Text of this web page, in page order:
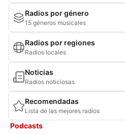
Radios por género
15 géneros musicales
Radios por regiones
Radios locales
Noticias
Radios noticiosas
Recomendadas
Lista de las mejores radios
Podcasts